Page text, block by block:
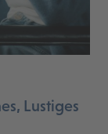
Lustiges